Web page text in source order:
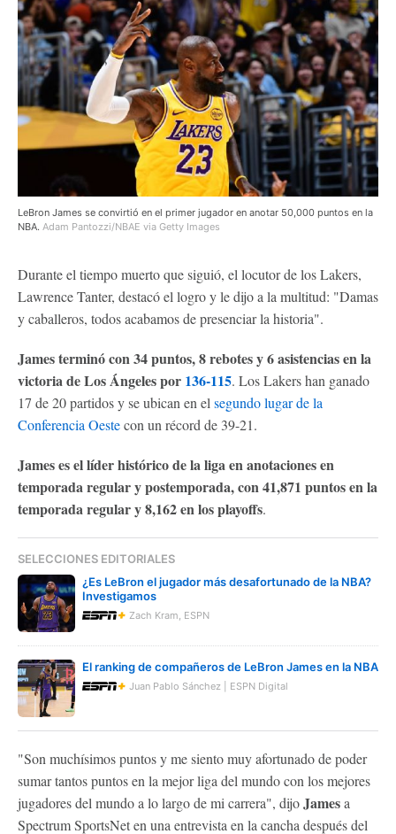
LeBron James se convirtió en el primer jugador en anotar 50,000 puntos en la
NBA. Adam Pantozzi/NBAE via Getty Images
Durante el tiempo muerto que siguió, el locutor de los Lakers,
Lawrence Tanter, destacó el logro y le dijo a la multitud: "Damas
y caballeros, todos acabamos de presenciar la historia".
James terminó con 34 puntos, 8 rebotes y 6 asistencias en la
victoria de Los Ángeles por 136-115. Los Lakers han ganado
17 de 20 partidos y se ubican en el segundo lugar de la
Conferencia Oestecon un récord de 39-21.
James es el líder histórico de la liga en anotaciones en
temporada regular y postemporada, con 41,871 puntos en la
temporada regular y 8,162 en los playoffs.
SELECCIONES EDITORIALES
¿Es LeBron el jugador más desafortunado de la NBA?
Investigamos
Zach Kram, ESPN
El ranking de compañeros de LeBron James en la NBA
Juan Pablo Sánchez | ESPN Digital
"Son muchísimos puntos y me siento muy afortunado de poder
sumar tantos puntos en la mejor liga del mundo con los mejores
jugadores del mundo a lo largo de mi carrera", dijoJamesa
Spectrum SportsNet en una entrevista en la cancha después del